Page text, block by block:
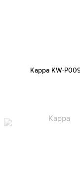
Kappa KW-